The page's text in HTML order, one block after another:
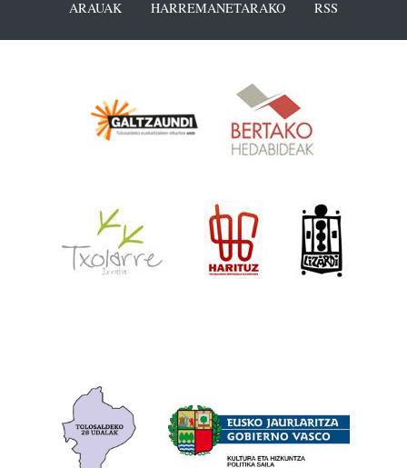
ARAUAK
HARREMANETARAKO RSS